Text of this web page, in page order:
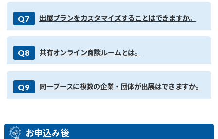
Q7 出展プランをカスタマイズすることはできますか。
Q8 共有オンライン商談ルームとは。
Q9 同一ブースに複数の企業・団体が出展はできますか。
お申込み後